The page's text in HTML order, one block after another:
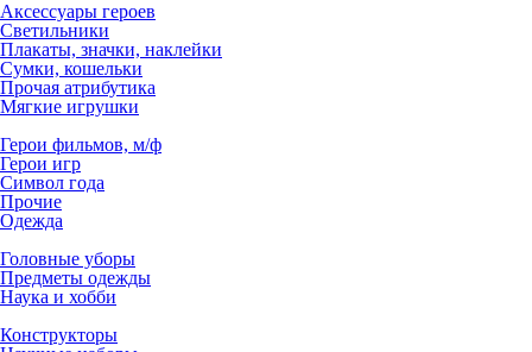
Аксессуары героев
Светильники
Плакаты, значки, наклейки
Сумки, кошельки
Прочая атрибутика
Мягкие игрушки
Герои фильмов, м/ф
Герои игр
Символ года
Прочие
Одежда
Головные уборы
Предметы одежды
Наука и хобби
Конструкторы